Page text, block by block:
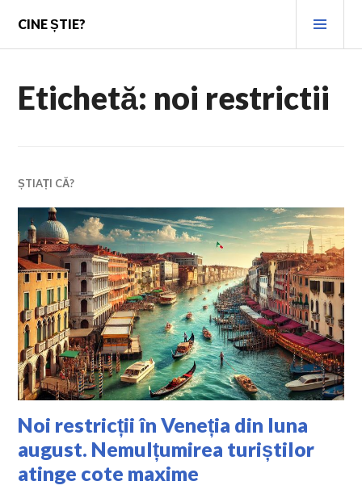
content
CINE ȘTIE?
Etichetă: noi restrictii
ȘTIAȚI CĂ?
Noi restricții în Veneția din luna
august. Nemulțumirea turiștilor
atinge cote maxime